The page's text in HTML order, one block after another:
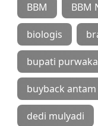
BBM BBM
biologis
bupati
buyback
dedi mulyadi